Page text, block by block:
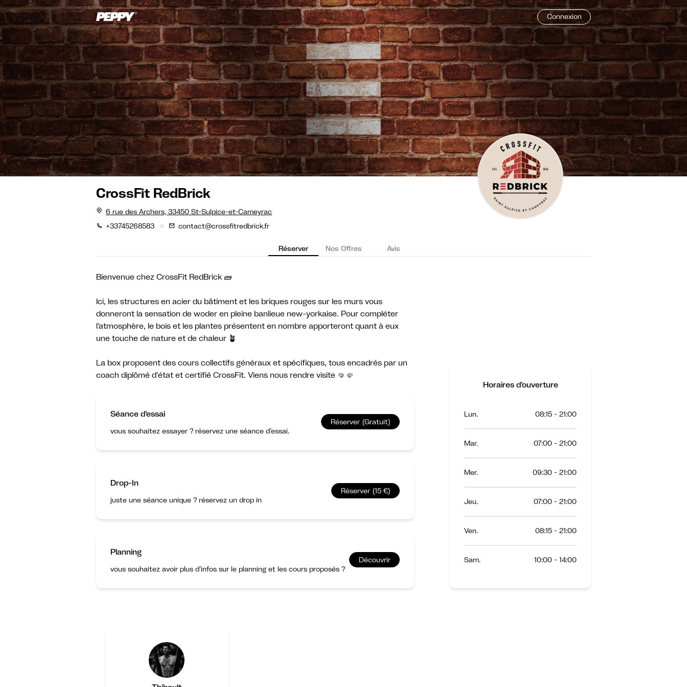
Connexion
CrossFit RedBrick
6 rue des Archers, 33450 St-Sulpice-et-Cameyrac
+33745268583
contact@crossfitredbrick.fr
Réserver Nos Offres Avis
Bienvenue chez CrossFit RedBrick 🧱
Ici, les structures en acier du bâtiment et les briques rouges sur les murs vous
donneront la sensation de woder en pleine banlieue new-yorkaise. Pour compléter
l'atmosphère, le bois et les plantes présentent en nombre apporteront quant à eux
une touche de nature et de chaleur 🪴
La box proposent des cours collectifs généraux et spécifiques, tous encadrés par un
coach diplômé d'état et certifié CrossFit. Viens nous rendre visite 🤜🤛
Séance d'essai
vous souhaitez essayer ? réservez une séance d’essai.
Réserver (Gratuit)
Drop-In
juste une séance unique ? réservez un drop in
Réserver (15 €)
Planning
vous souhaitez avoir plus d’infos sur le planning et les cours proposés ?
Découvrir
Horaires d'ouverture
Lun. 08:15 - 21:00
Mar. 07:00 - 21:00
Mer. 09:30 - 21:00
Jeu. 07:00 - 21:00
Ven. 08:15 - 21:00
Sam. 10:00 - 14:00